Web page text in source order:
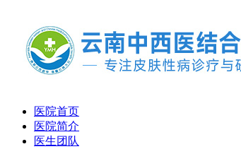
医院首页
医院简介
医生团队